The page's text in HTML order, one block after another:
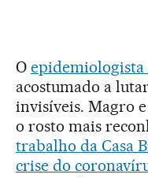
O epidemiologista
acostumado a
invisíveis. Magro e
o rosto mais
trabalho da Casa
crise do